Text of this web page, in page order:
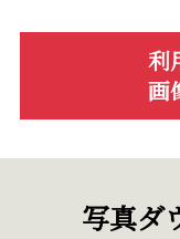
利
画
写真ダ